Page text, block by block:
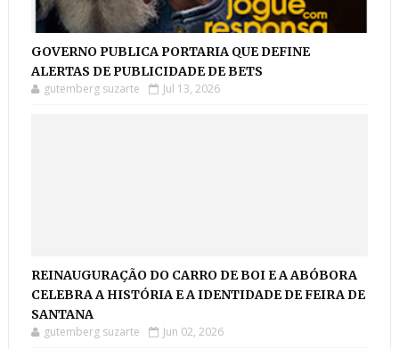
GOVERNO PUBLICA PORTARIA QUE DEFINE
ALERTAS DE PUBLICIDADE DE BETS
gutemberg suzarte Jul 13, 2026
REINAUGURAÇÃO DO CARRO DE BOI E A ABÓBORA
CELEBRA A HISTÓRIA E A IDENTIDADE DE FEIRA DE
SANTANA
gutemberg suzarte Jun 02, 2026